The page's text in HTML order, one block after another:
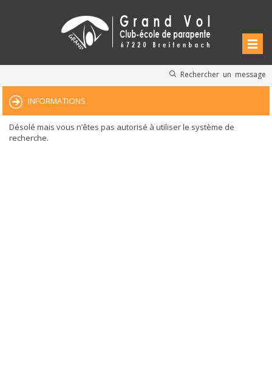
Rechercher un message
INFORMATIONS
Désolé mais vous n’êtes pas autorisé à utiliser le système de
recherche.